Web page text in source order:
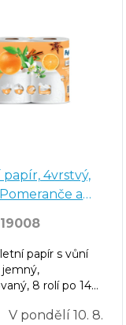
papír, 4vrstvý,
a
papír s vůní
8 rolí po 140
V pondělí 10. 8.